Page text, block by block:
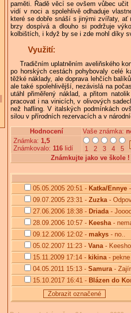
paměti. Řadě věcí se ovšem vůbec
vidí v noci a spolehlivě odhaduje
které se dobře snáší s jinými zvířaty, ať
brzy dospívá a dlouho si podržuje
kolbištích, i když by se i zde mohl díky
Využití:
Tradičním uplatněním aveliňského
po horských cestách pohybovaly celé
těžké náklady, ale doprava lehčích
ale také spolehlivější, nezávislá na
utáhl přiměřený náklad, a přitom
pracovat i na vinicích, v olivových
než hafling. V italských podmínkách
silou v přírodních rezervacích a v
Hodnocení Vaše známka:
Známka: 1,5
Známkovalo: 116 lidí 1 2 3 4
5
Známkujte jako ve škole !
05.05.2005 20:51 - Katka/Ennye
09.07.2005 23:31 - Zuzka-
27.06.2006 18:38 - Driada-
28.09.2006 10:57 - Keesha-
09.12.2006 12:02 - makys - no..
05.02.2007 11:23 - Vana-
15.11.2009 17:14 - kikina- pekne
04.05.2011 15:13 - Samura-
15.10.2017 16:41 - Blázen do
Zobrazit označené